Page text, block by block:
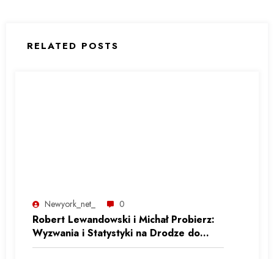
RELATED POSTS
Newyork_net_ 0
Robert Lewandowski i Michał Probierz:
Wyzwania i Statystyki na Drodze do
Reprezentacyjnej Formy